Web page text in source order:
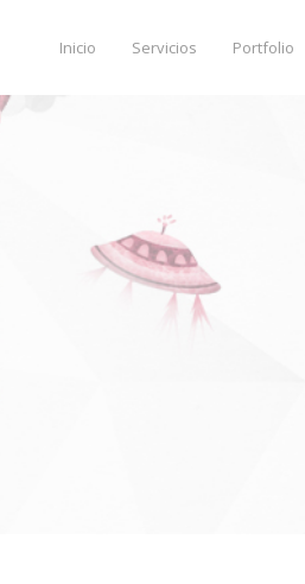
Inicio Servicios Portfolio